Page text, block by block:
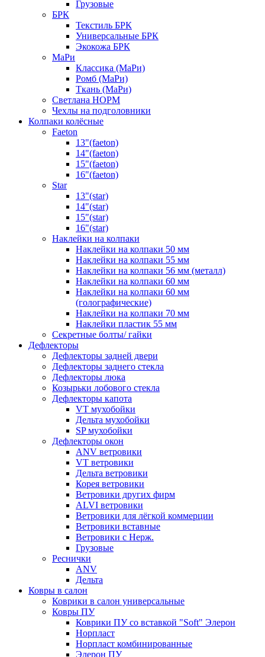
Грузовые
БРК
Текстиль БРК
Универсальные БРК
Экокожа БРК
МаРи
Классика (МаРи)
Ромб (МаРи)
Ткань (МаРи)
Светлана НОРМ
Чехлы на подголовники
Колпаки колёсные
Faeton
13"(faeton)
14"(faeton)
15"(faeton)
16"(faeton)
Star
13"(star)
14"(star)
15"(star)
16"(star)
Наклейки на колпаки
Наклейки на колпаки 50 мм
Наклейки на колпаки 55 мм
Наклейки на колпаки 56 мм (металл)
Наклейки на колпаки 60 мм
Наклейки на колпаки 60 мм
(голографические)
Наклейки на колпаки 70 мм
Наклейки пластик 55 мм
Секретные болты/ гайки
Дефлекторы
Дефлекторы задней двери
Дефлекторы заднего стекла
Дефлекторы люка
Козырьки лобового стекла
Дефлекторы капота
VT мухобойки
Дельта мухобойки
SP мухобойки
Дефлекторы окон
ANV ветровики
VT ветровики
Дельта ветровики
Корея ветровики
Ветровики других фирм
ALVI ветровики
Ветровики для лёгкой коммерции
Ветровики вставные
Ветровики с Нерж.
Грузовые
Реснички
ANV
Дельта
Ковры в салон
Коврики в салон универсальные
Ковры ПУ
Коврики ПУ со вставкой "Soft" Элерон
Норпласт
Норпласт комбинированные
Элерон ПУ